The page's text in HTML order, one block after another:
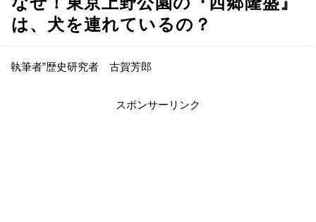
は、犬を連れているの？
執筆者”歴史研究者 古賀芳郎
スポンサーリンク